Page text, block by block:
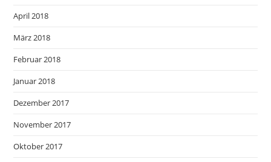
April 2018
März 2018
Februar 2018
Januar 2018
Dezember 2017
November 2017
Oktober 2017